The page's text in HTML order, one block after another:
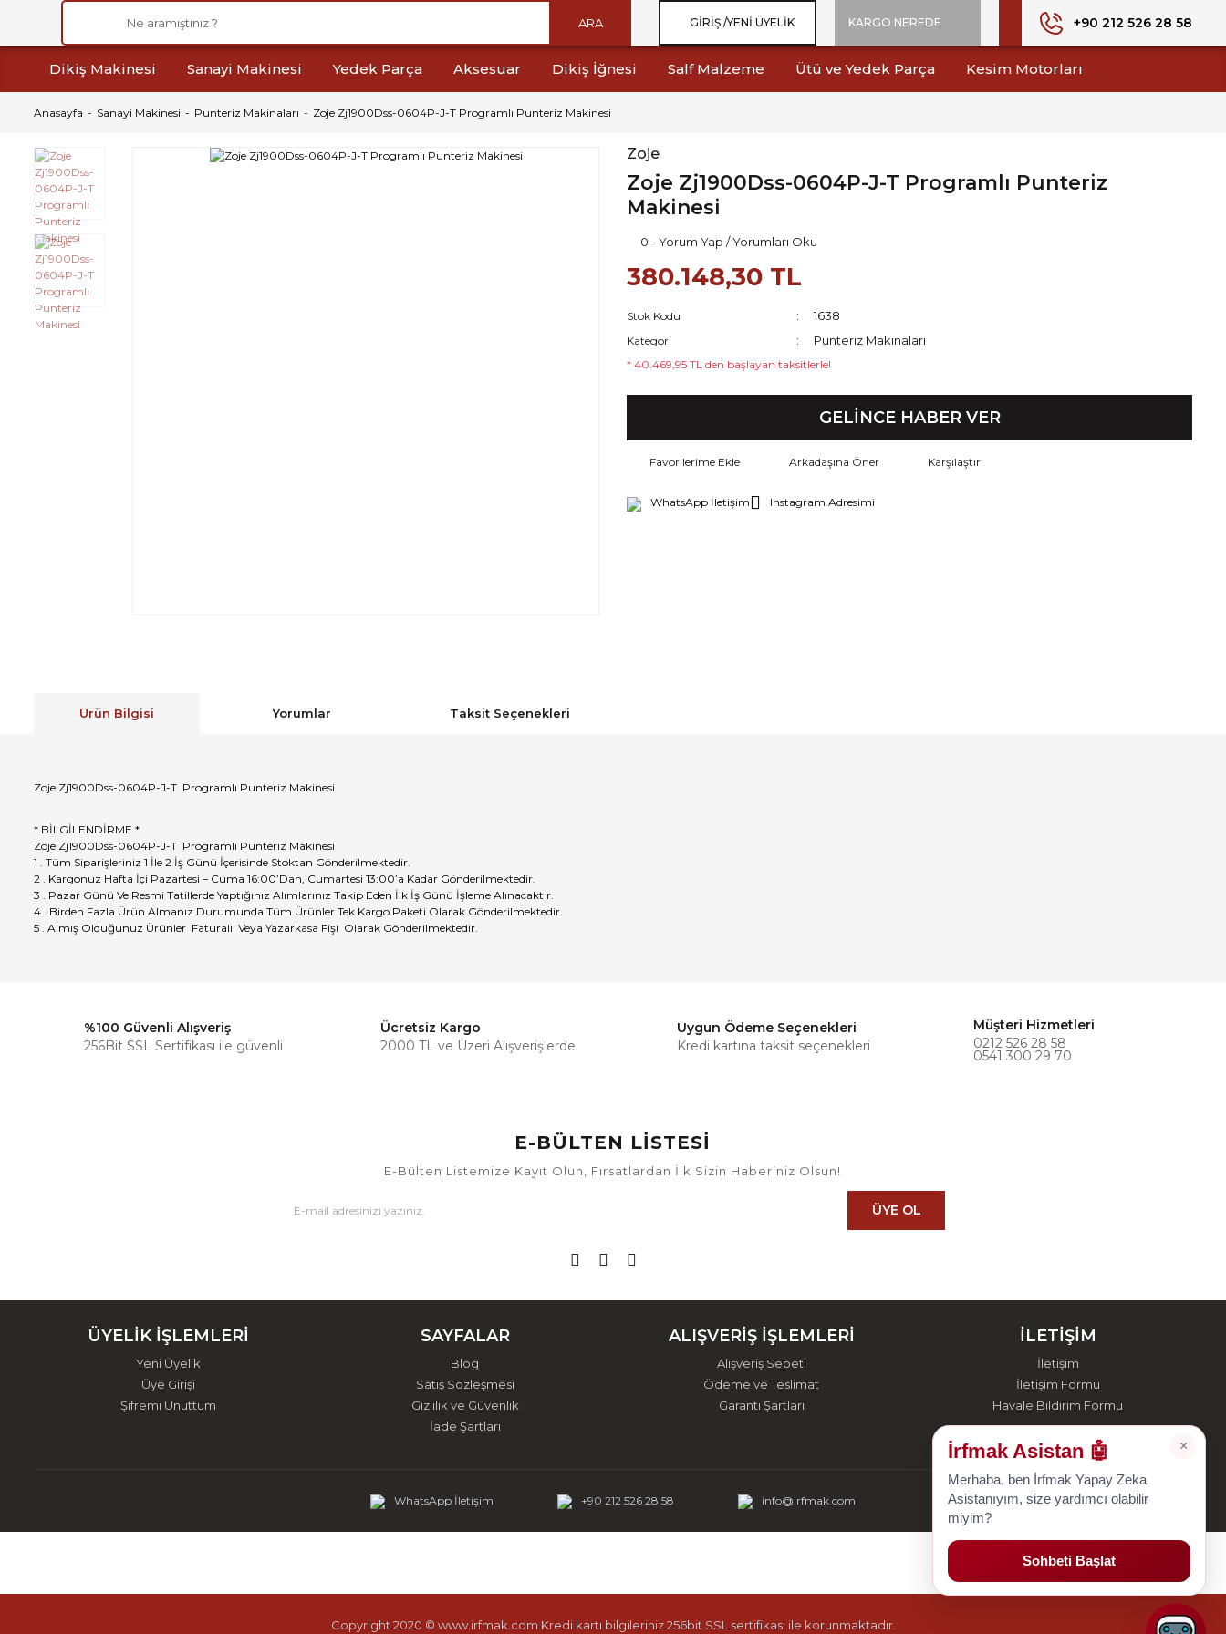
ARA GIRIŞ /YENI ÜYELIK KARGO NEREDE +90 212 526 28 58
Dikiş Makinesi Sanayi Makinesi Yedek Parça Aksesuar Dikiş İğnesi Salf Malzeme Ütü ve Yedek Parça Kesim Motorları
Anasayfa Sanayi Makinesi Punteriz Makinaları Zoje Zj1900Dss-0604P-J-T Programlı Punteriz Makinesi
Zoje
Zoje Zj1900Dss-0604P-J-T Programlı Punteriz
Makinesi
0 - Yorum Yap / Yorumları Oku
380.148,30 TL
Stok Kodu 1638
Kategori Punteriz Makinaları
* 40.469,95 TL den başlayan taksitlerle!
GELİNCE HABER VER
Arkadaşına Öner Karşılaştır
WhatsApp İletişim Instagram Adresimi
Ürün Bilgisi Yorumlar Taksit Seçenekleri
Zoje Zj1900Dss-0604P-J-T Programlı Punteriz Makinesi
* BİLGİLENDİRME *
Zoje Zj1900Dss-0604P-J-T Programlı Punteriz Makinesi
1 . Tüm Siparişleriniz 1 İle 2 İş Günü İçerisinde Stoktan Gönderilmektedir.
2 . Kargonuz Hafta İçi Pazartesi – Cuma 16:00’Dan, Cumartesi 13:00’a Kadar Gönderilmektedir.
3 . Pazar Günü Ve Resmi Tatillerde Yaptığınız Alımlarınız Takip Eden İlk İş Günü İşleme Alınacaktır.
4 . Birden Fazla Ürün Almanız Durumunda Tüm Ürünler Tek Kargo Paketi Olarak Gönderilmektedir.
5 . Almış Olduğunuz Ürünler Faturalı Veya Yazarkasa Fişi Olarak Gönderilmektedir.
Bu ürüne ilk yorumu siz yapın!
%100 Güvenli Alışveriş
256Bit SSL Sertifikası ile güvenli
Ücretsiz Kargo
2000 TL ve Üzeri Alışverişlerde
Uygun Ödeme Seçenekleri
Kredi kartına taksit seçenekleri
Müşteri Hizmetleri
0212 526 28 58
0541 300 29 70
E-BÜLTEN LİSTESİ
E-Bülten Listemize Kayıt Olun, Fırsatlardan İlk Sizin Haberiniz Olsun!
ÜYE OL
ÜYELİK İŞLEMLERİ
Yeni Üyelik
Üye Girişi
Şifremi Unuttum
SAYFALAR
Blog
Satış Sözleşmesi
Gizlilik ve Güvenlik
İade Şartları
ALIŞVERİŞ İŞLEMLERİ
Alışveriş Sepeti
Ödeme ve Teslimat
Garanti Şartları
İLETİŞİM
İletişim
İletişim Formu
Havale Bildirim Formu
WhatsApp İletişim +90 212 526 28 58 info@irfmak.com
Copyright 2020 © www.irfmak.com Kredi kartı bilgileriniz 256bit SSL sertifikası ile korunmaktadır.
×
İrfmak Asistan 🤖
Merhaba, ben İrfmak Yapay Zeka
Asistanıyım, size yardımcı olabilir
miyim?
Sohbeti Başlat